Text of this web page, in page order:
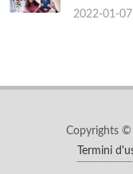
2022-01-07
Copyrights
Termini